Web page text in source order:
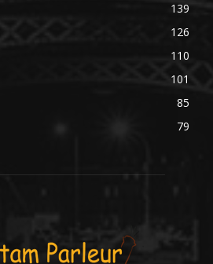
139
126
110
101
85
79